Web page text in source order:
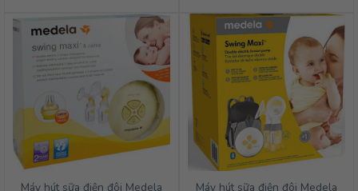
Máy hút sữa điện đôi Medela Máy hút sữa điện đôi Medela